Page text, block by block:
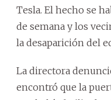
Tesla. El hecho se
de semana y los
la desaparición del
La directora
encontró que la